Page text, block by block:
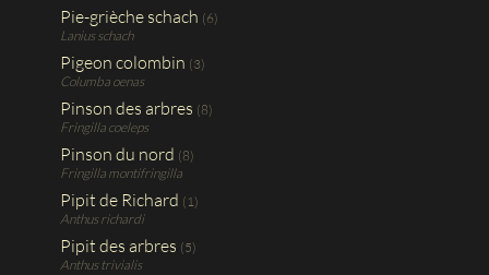
Pie-grièche schach (6)
Lanius schach
Pigeon colombin (3)
Columba oenas
Pinson des arbres (8)
Fringilla coeleps
Pinson du nord (8)
Fringilla montifringilla
Pipit de Richard (1)
Anthus richardi
Pipit des arbres (5)
Anthus trivialis